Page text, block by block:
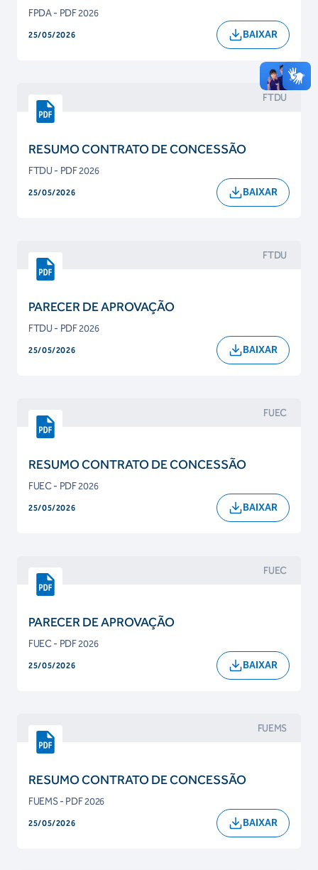
FPDA - PDF 2026
25/05/2026 BAIXAR
FTDU
RESUMO CONTRATO DE CONCESSÃO
FTDU - PDF 2026
25/05/2026 BAIXAR
FTDU
PARECER DE APROVAÇÃO
FTDU - PDF 2026
25/05/2026 BAIXAR
FUEC
RESUMO CONTRATO DE CONCESSÃO
FUEC - PDF 2026
25/05/2026 BAIXAR
FUEC
PARECER DE APROVAÇÃO
FUEC - PDF 2026
25/05/2026 BAIXAR
FUEMS
RESUMO CONTRATO DE CONCESSÃO
FUEMS - PDF 2026
25/05/2026 BAIXAR